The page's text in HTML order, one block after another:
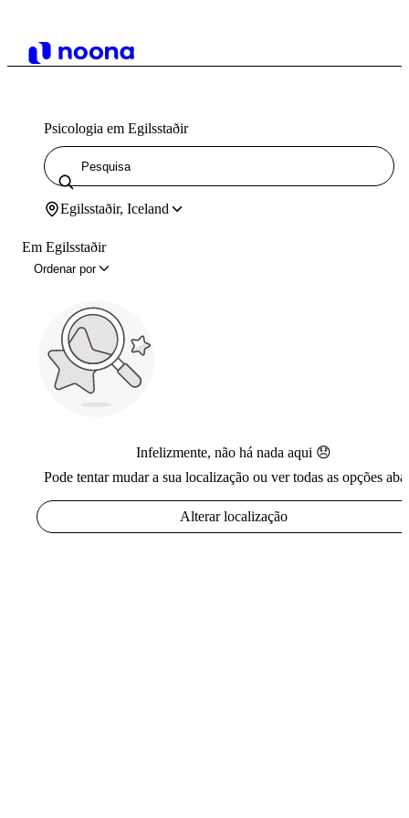
Psicologia em Egilsstaðir
Egilsstaðir, Iceland
Em Egilsstaðir
Ordenar por
Infelizmente, não há nada aqui 😞
Pode tentar mudar a sua localização ou ver todas as opções
Alterar localização